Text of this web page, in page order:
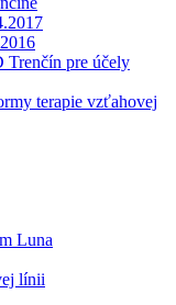
Trenčín pre účely
terapie vzťahovej
Luna
línii